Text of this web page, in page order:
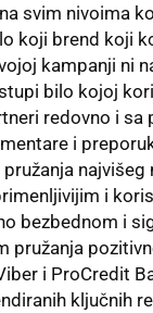
svim nivoima
koji brend koji
kampanji ni
bilo kojoj
redovno i sa
i
najvišeg
i
bezbednom i
pružanja
i ProCredit
ključnih